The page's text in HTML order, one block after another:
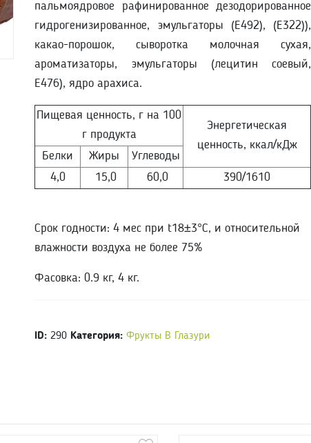
пальмоядровое рафинированное дезодорированное
гидрогенизированное, эмульгаторы (Е492), (Е322)),
какао-порошок, сыворотка молочная сухая,
ароматизаторы, эмульгаторы (лецитин соевый,
Е476), ядро арахиса.
Пищевая ценность, г на 100
г продукта
Энергетическая
ценность, ккал/кДж
Белки
Жиры
Углеводы
4,0
15,0 60,0 390/1610
Срок годности: 4 мес при t18±3°С, и относительной
влажности воздуха не более 75%
Фасовка: 0.9 кг, 4 кг.
ID: 290 Категория: Фрукты В Глазури